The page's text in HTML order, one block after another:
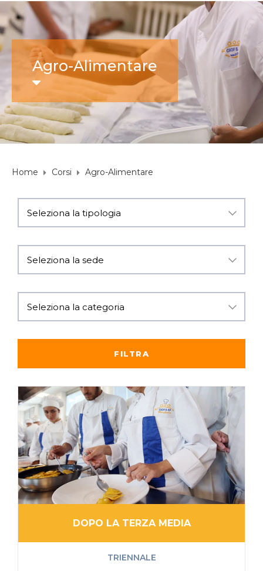
Agro-Alimentare
Home Corsi Agro-Alimentare
DOPO LA TERZA MEDIA
TRIENNALE